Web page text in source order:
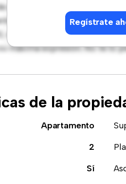
Regístrate
gama alta. Con su ubicación
tiendas y lugares de
este apartamento es una
máxima expresión. No te lo
de la
Apartamento
2
Sí